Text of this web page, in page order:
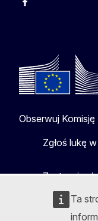
Ta
Facebook
Obserwuj
Zgłoś lukę